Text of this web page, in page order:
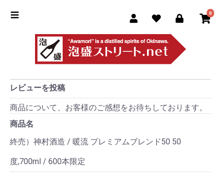
0
レビューを投稿
商品について、お客様のご感想をお待ちしております。
商品名
終売）神村酒造 / 暖流 プレミアムブレンド50 50
度,700ml / 600本限定